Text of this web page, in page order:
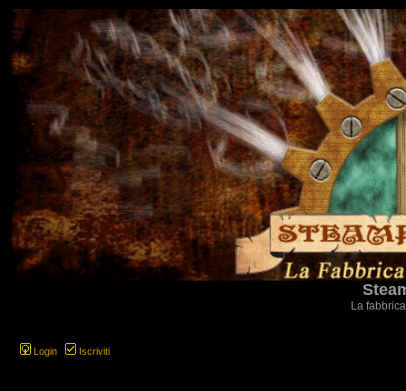
La
Login Iscriviti